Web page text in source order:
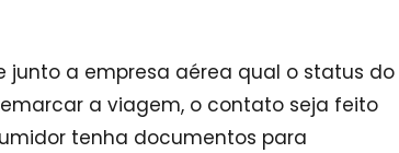
junto a empresa aérea qual o status do
a viagem, o contato seja feito
tenha documentos para